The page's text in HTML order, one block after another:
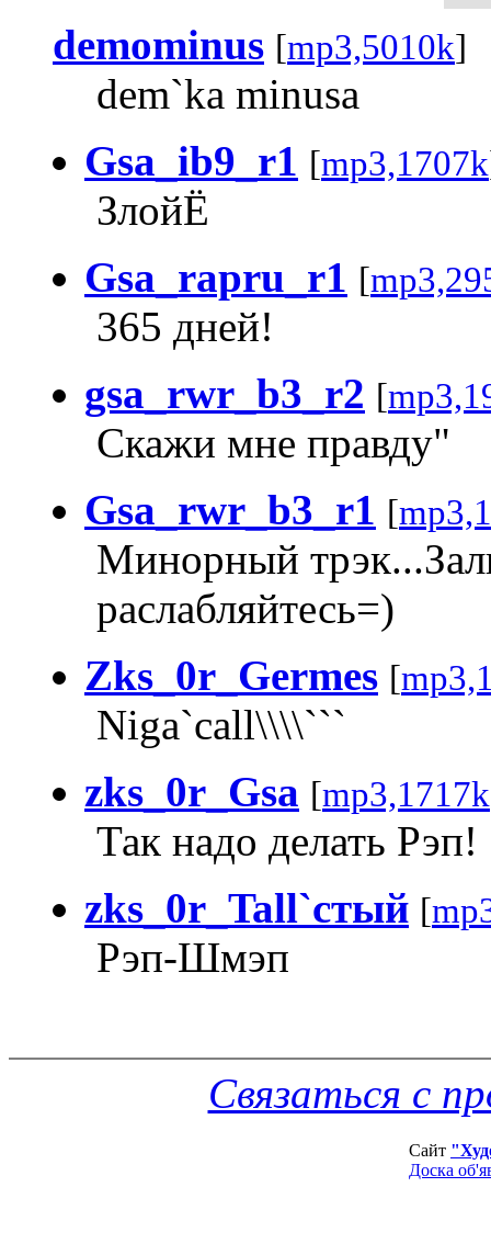
demominus [mp3,5010k]
dem`ka minusa
Gsa_ib9_r1 [mp3,1707k
ЗлойЁ
Gsa_rapru_r1 [
365 дней!
gsa_rwr_b3_r2 [
Скажи мне правду"
Gsa_rwr_b3_r1 [
Минорный
раслабляйтесь=)
Zks_0r_Germes [
Niga`call\\\\```
zks_0r_Gsa [mp3,1717k
Так надо делать Рэп!
zks_0r_Tall`стый [
Рэп-Шмэп
Связаться с
Сайт
Доска